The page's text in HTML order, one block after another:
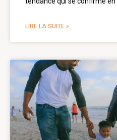
LIRE LA SUITE »